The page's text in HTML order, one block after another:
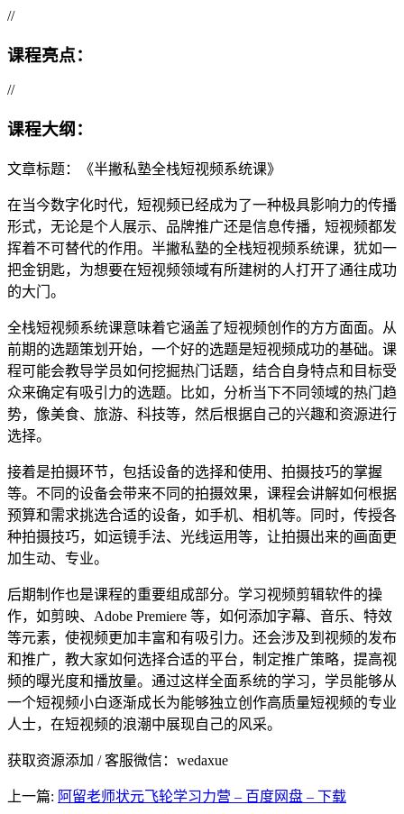
//
课程亮点：
//
课程大纲：
文章标题：《半撇私塾全栈短视频系统课》
在当今数字化时代，短视频已经成为了一种极具影响力的传播
形式，无论是个人展示、品牌推广还是信息传播，短视频都发
挥着不可替代的作用。半撇私塾的全栈短视频系统课，犹如一
把金钥匙，为想要在短视频领域有所建树的人打开了通往成功
的大门。
全栈短视频系统课意味着它涵盖了短视频创作的方方面面。从
前期的选题策划开始，一个好的选题是短视频成功的基础。课
程可能会教导学员如何挖掘热门话题，结合自身特点和目标受
众来确定有吸引力的选题。比如，分析当下不同领域的热门趋
势，像美食、旅游、科技等，然后根据自己的兴趣和资源进行
选择。
接着是拍摄环节，包括设备的选择和使用、拍摄技巧的掌握
等。不同的设备会带来不同的拍摄效果，课程会讲解如何根据
预算和需求挑选合适的设备，如手机、相机等。同时，传授各
种拍摄技巧，如运镜手法、光线运用等，让拍摄出来的画面更
加生动、专业。
后期制作也是课程的重要组成部分。学习视频剪辑软件的操
作，如剪映、Adobe Premiere 等，如何添加字幕、音乐、特效
等元素，使视频更加丰富和有吸引力。还会涉及到视频的发布
和推广，教大家如何选择合适的平台，制定推广策略，提高视
频的曝光度和播放量。通过这样全面系统的学习，学员能够从
一个短视频小白逐渐成长为能够独立创作高质量短视频的专业
人士，在短视频的浪潮中展现自己的风采。
获取资源添加 / 客服微信：wedaxue
上一篇: 阿留老师状元飞轮学习力营 – 百度网盘 – 下载